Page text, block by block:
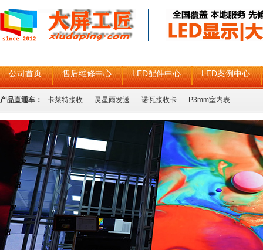
公司首页 售后维修中心 LED配件中心 LED案例中心
产品直通车： 卡莱特接收... 灵星雨发送... 诺瓦接收卡... P3mm室内表...